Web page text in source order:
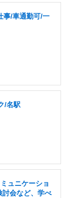
事/車通勤可/一
/名駅
ュニケーショ
討会など、学べ